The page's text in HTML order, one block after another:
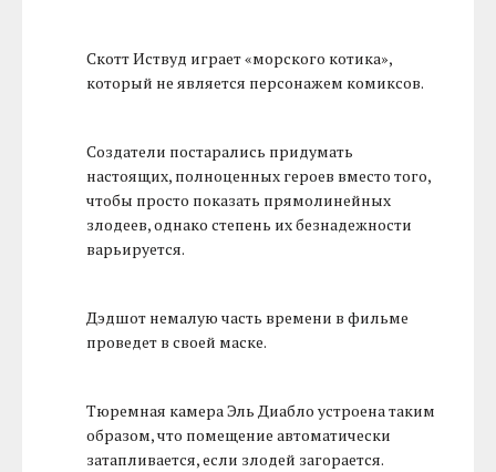
Скотт Иствуд играет «морского котика»,
который не является персонажем комиксов.
Создатели постарались придумать
настоящих, полноценных героев вместо того,
чтобы просто показать прямолинейных
злодеев, однако степень их безнадежности
варьируется.
Дэдшот немалую часть времени в фильме
проведет в своей маске.
Тюремная камера Эль Диабло устроена таким
образом, что помещение автоматически
затапливается, если злодей загорается.